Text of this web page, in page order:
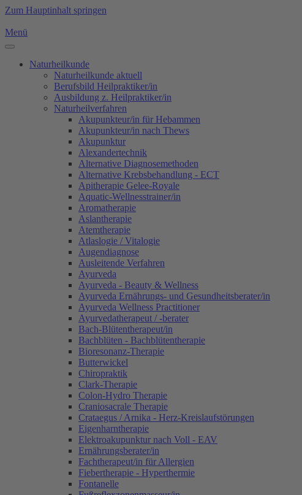
Zum Hauptinhalt springen
Menü
Naturheilkunde
Naturheilkunde aktuell
Berufsbild Heilpraktiker/in
Ausbildung z. Heilpraktiker/in
Naturheilverfahren
Akupunkteur/in für Hebammen
Akupunkteur/in nach Thews
Akupunktur
Alexandertechnik
Alternative Diagnosemethoden
Alternative Krebsbehandlung - ECT
Apitherapie Gelee-Royale
Aquatic-Wellnesstrainer/in
Aromatherapie
Aslantherapie
Atemtherapie
Atlaslogie / Vitalogie
Augendiagnose
Ausleitende Verfahren
Ayurveda
Ayurveda - Beauty & Wellness
Ayurveda Ernährungs- und Gesundheitsberater/in
Ayurveda Wellness Practitioner
Ayurvedatherapeut / -berater
Bach-Blütentherapeut/in
Bachblüten - Bachblütentherapie
Bioresonanz-Therapie
Butterwickel
Chiropraktik
Clark-Therapie
Colon-Hydro Therapie
Craniosacrale Therapie
Crataegus / Arnika - Herz-Kreislaufstörungen
Eigenharntherapie
Elektroakupunktur nach Voll - EAV
Ernährungsberater/in
Fachtherapeut/in für Allergien
Fiebertherapie - Hyperthermie
Fontanelle